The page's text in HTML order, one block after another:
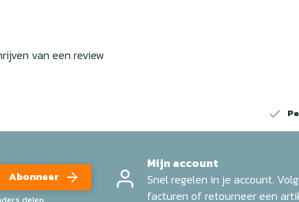
van een review
Abonneer
Mijn account
Snel regelen in je account.
facturen of retourneer een